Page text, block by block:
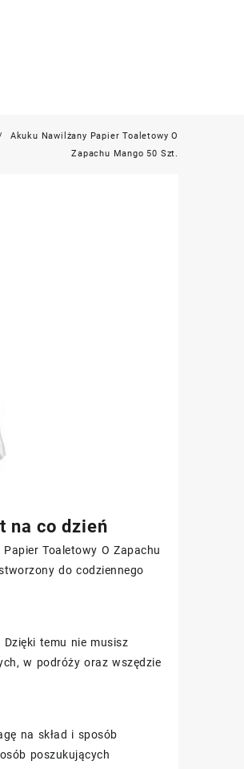
Akuku Nawilżany Papier Toaletowy O
Zapachu Mango 50 Szt.
na co dzień
Toaletowy O Zapachu
do codziennego
temu nie musisz
w podróży oraz wszędzie
na skład i sposób
poszukujących